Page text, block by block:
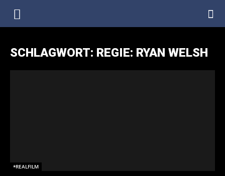
DenkfabrikBlog
SCHLAGWORT: REGIE: RYAN WELSH
*REALFILM